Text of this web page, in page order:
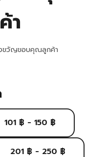
า
ขวัญขอบคุณลูกค้า
101 ฿ - 150 ฿
201 ฿ - 250 ฿